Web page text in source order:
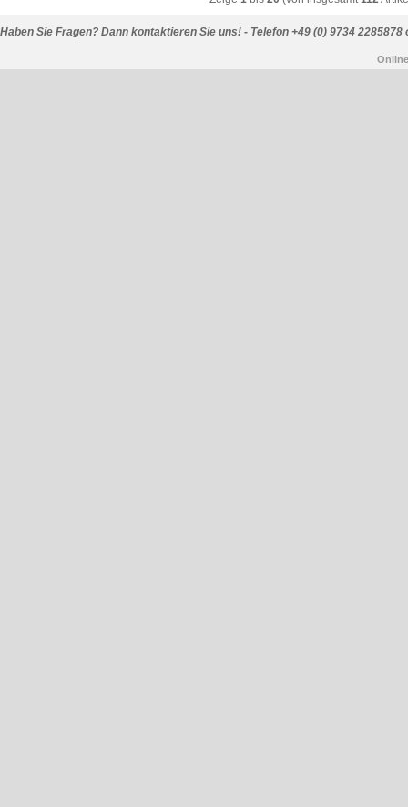
Haben Sie Fragen? Dann kontaktieren Sie uns! - Telefon +49 (0) 9734